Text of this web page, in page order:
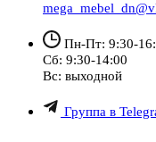
Пн-Пт: 9:30-
Сб: 9:30-14:00
Вс: выходной
Группа в